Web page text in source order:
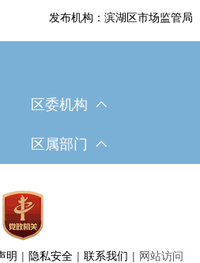
发布机构：滨湖区市场监管局
区委机构
区属部门
明 | 隐私安全 | 联系我们 | 网站访问